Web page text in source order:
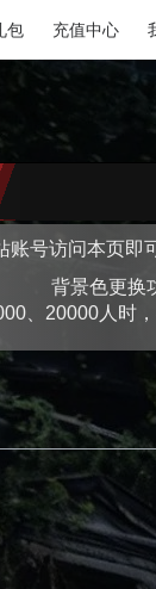
包 充值中心
账号访问本页即
背景色更换
、20000人时